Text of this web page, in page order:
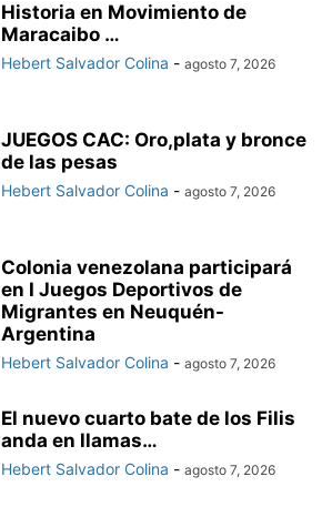
Historia en Movimiento de
Maracaibo …
Hebert Salvador Colina - agosto 7, 2026
JUEGOS CAC: Oro,plata y bronce
de las pesas
Hebert Salvador Colina - agosto 7, 2026
Colonia venezolana participará
en I Juegos Deportivos de
Migrantes en Neuquén-
Argentina
Hebert Salvador Colina - agosto 7, 2026
El nuevo cuarto bate de los Filis
anda en llamas…
Hebert Salvador Colina - agosto 7, 2026